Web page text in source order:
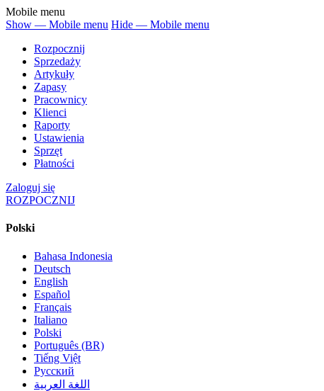
Mobile menu
Show — Mobile menu Hide — Mobile menu
Rozpocznij
Sprzedaży
Artykuły
Zapasy
Pracownicy
Klienci
Raporty
Ustawienia
Sprzęt
Płatności
Zaloguj się
ROZPOCZNIJ
Polski
Bahasa Indonesia
Deutsch
English
Español
Français
Italiano
Polski
Português (BR)
Tiếng Việt
Русский
اللغة العربية